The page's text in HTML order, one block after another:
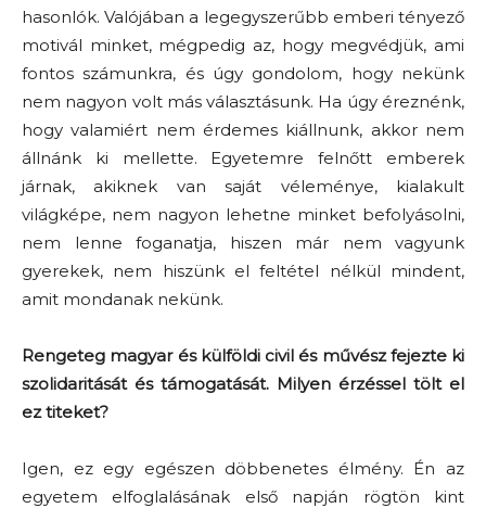
hasonlók. Valójában a legegyszerűbb emberi tényező
motivál minket, mégpedig az, hogy megvédjük, ami
fontos számunkra, és úgy gondolom, hogy nekünk
nem nagyon volt más választásunk. Ha úgy éreznénk,
hogy valamiért nem érdemes kiállnunk, akkor nem
állnánk ki mellette. Egyetemre felnőtt emberek
járnak, akiknek van saját véleménye, kialakult
világképe, nem nagyon lehetne minket befolyásolni,
nem lenne foganatja, hiszen már nem vagyunk
gyerekek, nem hiszünk el feltétel nélkül mindent,
amit mondanak nekünk.
Rengeteg magyar és külföldi civil és művész fejezte ki
szolidaritását és támogatását. Milyen érzéssel tölt el
ez titeket?
Igen, ez egy egészen döbbenetes élmény. Én az
egyetem elfoglalásának első napján rögtön kint